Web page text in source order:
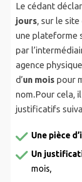
Le cédant
jours , sur le
une plateforme
par
agence
d’un mois pour
nom.Pour cela,
justificatifs
Une pièce
Un
mois,